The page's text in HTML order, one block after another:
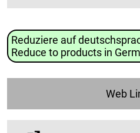
Reduziere auf
Reduce to products in
Web